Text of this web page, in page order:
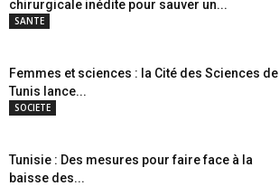
chirurgicale inédite pour sauver un...
SANTE
Femmes et sciences : la Cité des Sciences de
Tunis lance...
SOCIETE
Tunisie : Des mesures pour faire face à la
baisse des...